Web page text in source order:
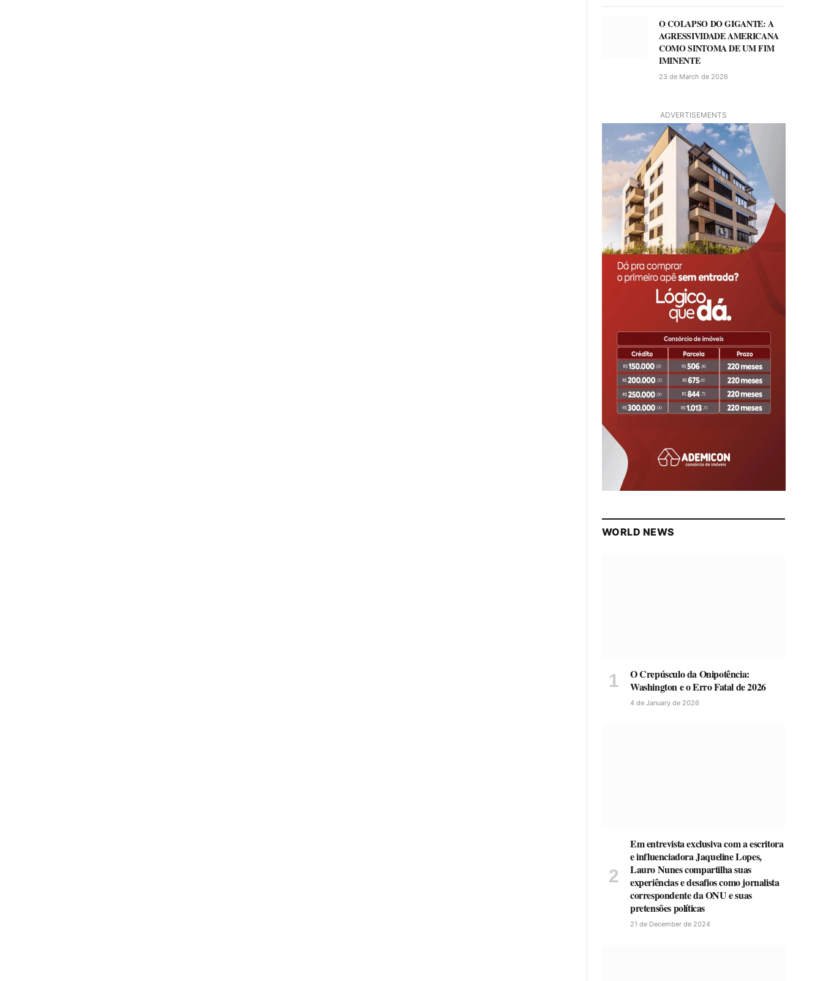
O COLAPSO DO GIGANTE: A
AGRESSIVIDADE AMERICANA
COMO SINTOMA DE UM FIM
IMINENTE
23 de March de 2026
ADVERTISEMENTS
WORLD NEWS
O Crepúsculo da Onipotência:
Washington e o Erro Fatal de 2026
4 de January de 2026
Em entrevista exclusiva com a escritora
e influenciadora Jaqueline Lopes,
Lauro Nunes compartilha suas
experiências e desafios como jornalista
correspondente da ONU e suas
pretensões políticas
21 de December de 2024